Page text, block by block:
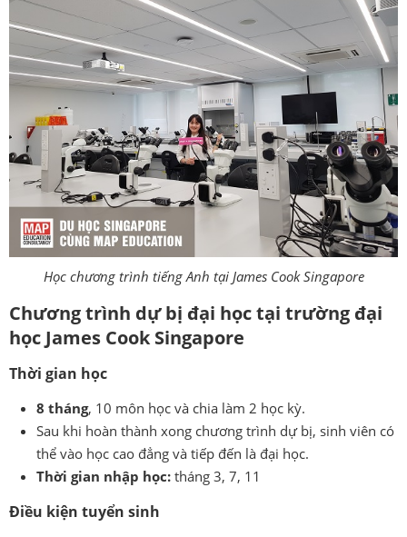
Học chương trình tiếng Anh tại James Cook Singapore
Chương trình dự bị đại học tại trường đại
học James Cook Singapore
Thời gian học
8 tháng, 10 môn học và chia làm 2 học kỳ.
Sau khi hoàn thành xong chương trình dự bị, sinh viên có
thể vào học cao đẳng và tiếp đến là đại học.
Thời gian nhập học: tháng 3, 7, 11
Điều kiện tuyển sinh